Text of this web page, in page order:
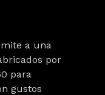
a una
por
para
gustos